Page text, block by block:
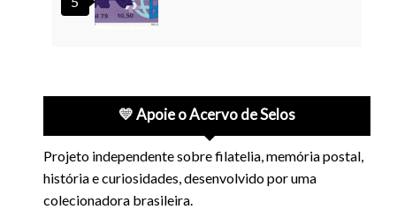
💛 Apoie o Acervo de Selos
Projeto independente sobre filatelia, memória postal,
história e curiosidades, desenvolvido por uma
colecionadora brasileira.